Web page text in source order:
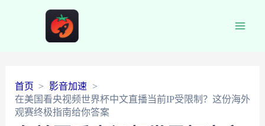
首页
影音加速
在美国看央视频世界杯中文直播当前IP受限制？这份海外
观赛终极指南给你答案